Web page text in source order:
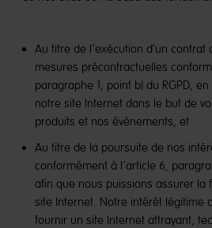
Au titre de l’exécution d’un contrat
mesures précontractuelles
paragraphe 1, point b) du RGPD,
notre site Internet dans le but de
produits et nos évènements, et
Au titre de la poursuite de nos
conformément à l’article 6,
afin que nous puissions assurer la
site Internet. Notre intérêt légitime
fournir un site Internet attrayant,